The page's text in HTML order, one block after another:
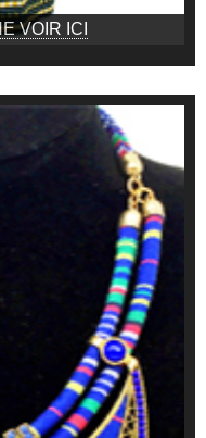
VOIR ICI